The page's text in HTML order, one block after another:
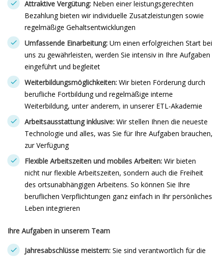
Attraktive Vergütung: Neben einer leistungsgerechten
Bezahlung bieten wir individuelle Zusatzleistungen sowie
regelmäßige Gehaltsentwicklungen
Umfassende Einarbeitung: Um einen erfolgreichen Start bei
uns zu gewährleisten, werden Sie intensiv in Ihre Aufgaben
eingeführt und begleitet
Weiterbildungsmöglichkeiten: Wir bieten Förderung durch
berufliche Fortbildung und regelmäßige interne
Weiterbildung, unter anderem, in unserer ETL-Akademie
Arbeitsausstattung inklusive: Wir stellen Ihnen die neueste
Technologie und alles, was Sie für Ihre Aufgaben brauchen,
zur Verfügung
Flexible Arbeitszeiten und mobiles Arbeiten: Wir bieten
nicht nur flexible Arbeitszeiten, sondern auch die Freiheit
des ortsunabhängigen Arbeitens. So können Sie Ihre
beruflichen Verpflichtungen ganz einfach in Ihr persönliches
Leben integrieren
Ihre Aufgaben in unserem Team
Jahresabschlüsse meistern: Sie sind verantwortlich für die